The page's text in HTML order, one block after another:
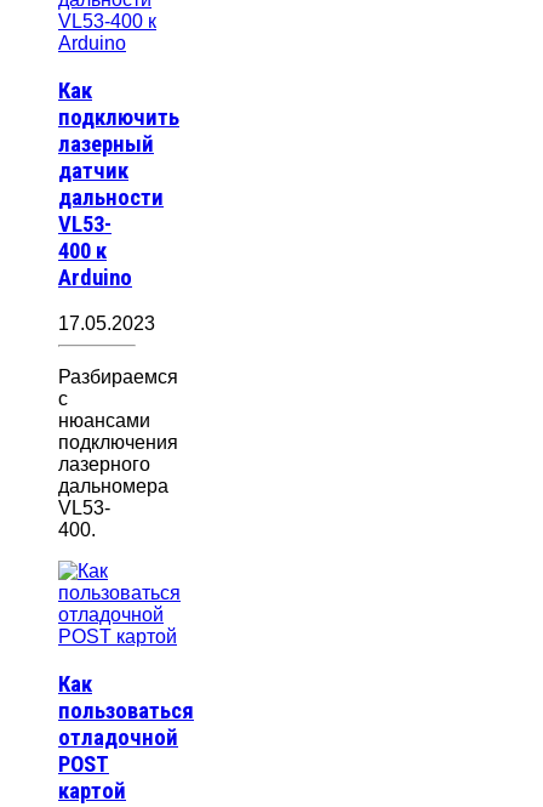
Как
подключить
лазерный
датчик
дальности
VL53-
400 к
Arduino
17.05.2023
Разбираемся
с
нюансами
подключения
лазерного
дальномера
VL53-
400.
Как
пользоваться
отладочной
POST
картой